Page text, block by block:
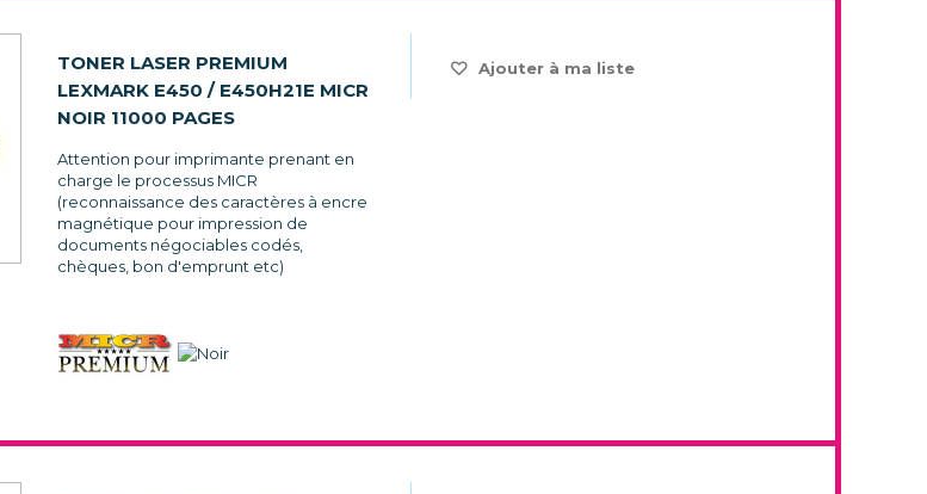
TONER LASER PREMIUM
LEXMARK E450 / E450H21E MICR
NOIR 11000 PAGES
Attention pour imprimante prenant en
charge le processus MICR
(reconnaissance des caractères à encre
magnétique pour impression de
documents négociables codés,
chèques, bon d'emprunt etc)
Ajouter à ma liste